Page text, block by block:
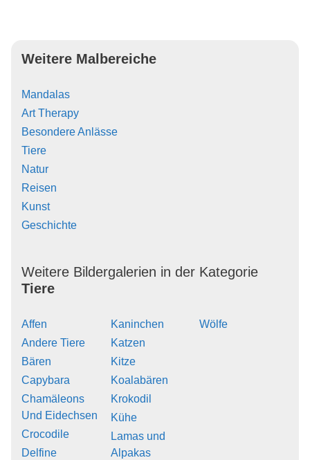
Weitere Malbereiche
Mandalas
Art Therapy
Besondere Anlässe
Tiere
Natur
Reisen
Kunst
Geschichte
Weitere Bildergalerien in der Kategorie
Tiere
Affen
Andere Tiere
Bären
Capybara
Chamäleons
Und Eidechsen
Crocodile
Delfine
Kaninchen
Katzen
Kitze
Koalabären
Krokodil
Kühe
Lamas und
Alpakas
Wölfe